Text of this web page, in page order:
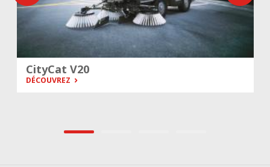
CityCat V20
DÉCOUVREZ